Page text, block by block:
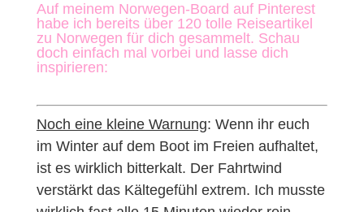
Auf meinem Norwegen-Board auf Pinterest
habe ich bereits über 120 tolle Reiseartikel
zu Norwegen für dich gesammelt. Schau
doch einfach mal vorbei und lasse dich
inspirieren:
Noch eine kleine Warnung: Wenn ihr euch
im Winter auf dem Boot im Freien aufhaltet,
ist es wirklich bitterkalt. Der Fahrtwind
verstärkt das Kältegefühl extrem. Ich musste